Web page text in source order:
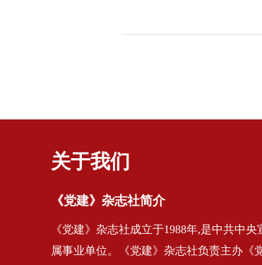
关于我们
《党建》杂志社简介
《党建》杂志社成立于1988年,是中共中央
属事业单位。《党建》杂志社负责主办《